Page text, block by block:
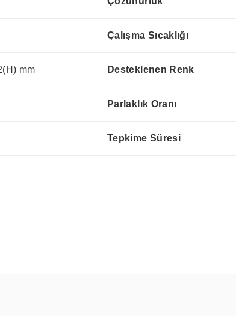
Çalışma Sıcaklığı
mm Desteklenen Renk
Parlaklık Oranı
Tepkime Süresi